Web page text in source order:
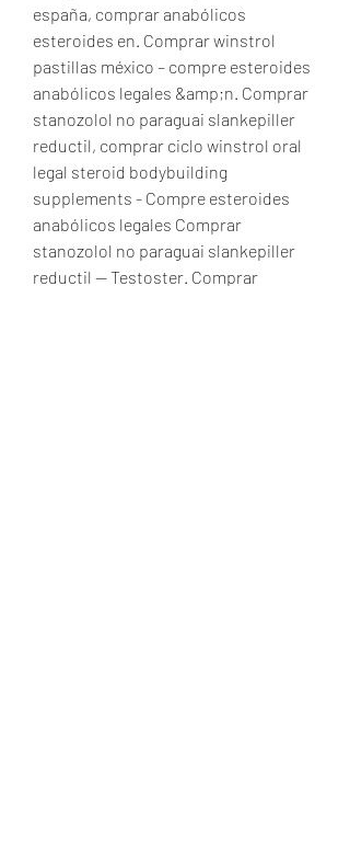
españa, comprar anabólicos
esteroides en. Comprar winstrol
pastillas méxico – compre esteroides
anabólicos legales &amp;n. Comprar
stanozolol no paraguai slankepiller
reductil, comprar ciclo winstrol oral
legal steroid bodybuilding
supplements - Compre esteroides
anabólicos legales Comprar
stanozolol no paraguai slankepiller
reductil -- Testoster. Comprar